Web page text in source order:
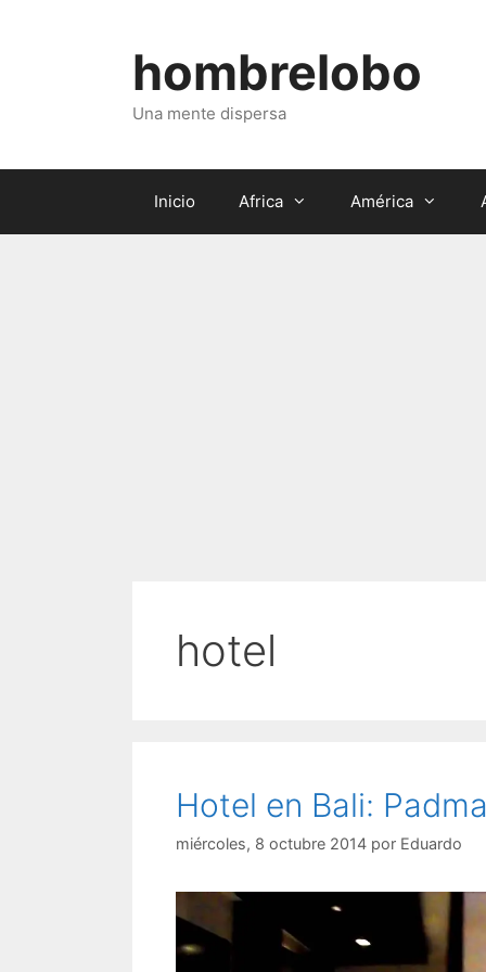
hombrelobo
Una mente dispersa
Inicio Africa América
hotel
Hotel en Bali:
miércoles, 8 octubre 2014 por Eduardo